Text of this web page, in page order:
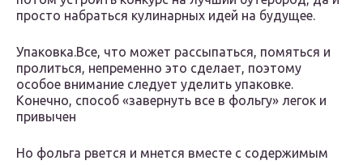
просто набраться кулинарных идей на будущее.
Упаковка.Все, что может рассыпаться, помяться и
пролиться, непременно это сделает, поэтому
особое внимание следует уделить упаковке.
Конечно, способ «завернуть все в фольгу» легок и
привычен
Но фольга рвется и мнется вместе с содержимым